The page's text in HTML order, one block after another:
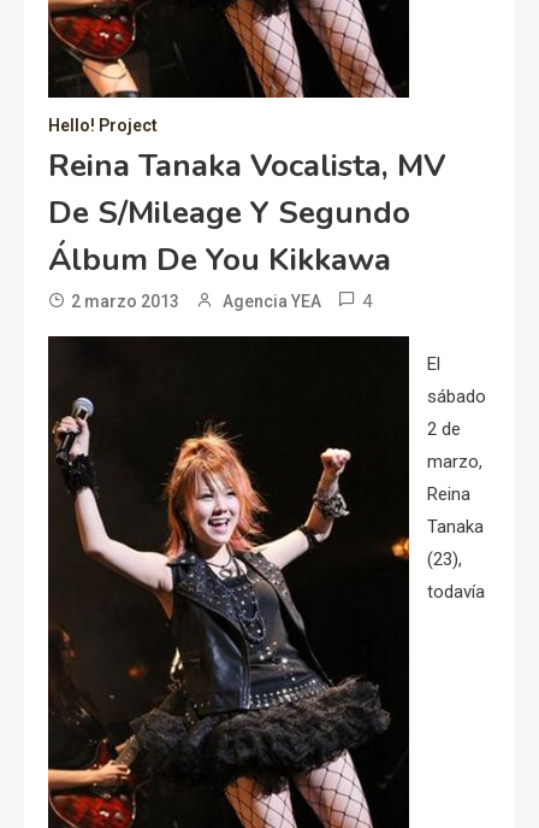
Hello! Project
Reina Tanaka Vocalista, MV
De S/mileage Y Segundo
Álbum De You Kikkawa
2 marzo 2013 Agencia YEA 4
El
sábado
2 de
marzo,
Reina
Tanaka
(23),
todavía